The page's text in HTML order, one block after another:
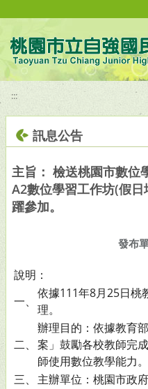
:::
訊息公告
主旨： 檢送桃園市數位
A2數位學習工作坊(假
躍參加。
發布
說明：
一、
依據111年8月25日桃
理。
二、
辦理目的：依據教育
案」鼓勵各校教師完
師使用數位教學能力。
三、
主辦單位：桃園市政府